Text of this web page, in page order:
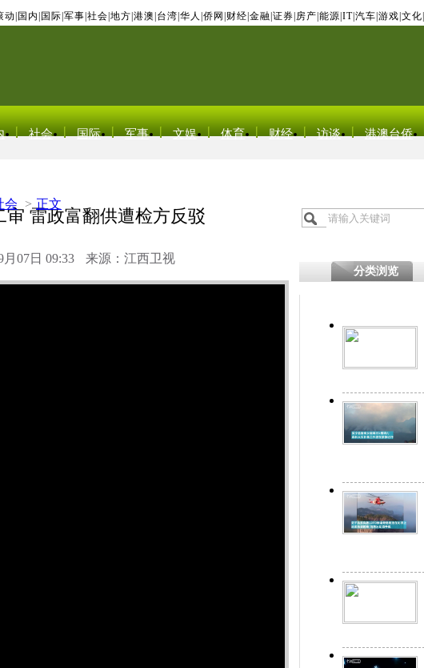
动 国内 国际 军事 社会 地方 港澳 台湾 华人 侨网 财经 金融 证券 房产 能源 IT| 汽车 游戏 文化
社会 国际 军事 文娱 体育 财经 访谈 港澳台侨
会 > 正文
雷政富翻供遭检方反驳
07日 09:33 来源：江西卫视
分类浏览